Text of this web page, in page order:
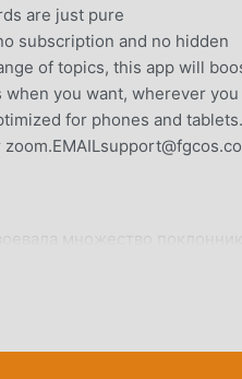
are just pure
subscription and no hidden
of topics, this app will
you want, wherever you
for phones and tablets.
множество
игру, так как это
бесплатно предоставляет
любой мод Quick